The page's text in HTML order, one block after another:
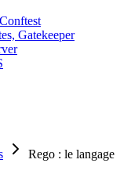
Gatekeeper
Rego : le langage